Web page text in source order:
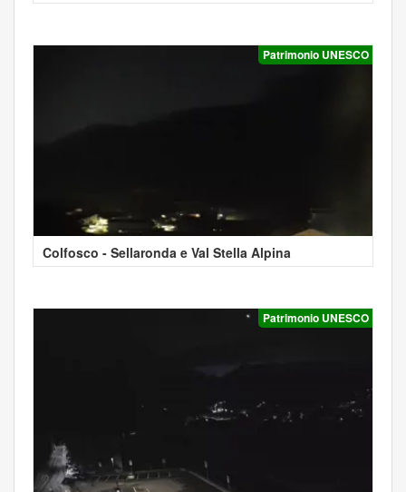
Patrimonio UNESCO
Colfosco - Sellaronda e Val Stella Alpina
Patrimonio UNESCO